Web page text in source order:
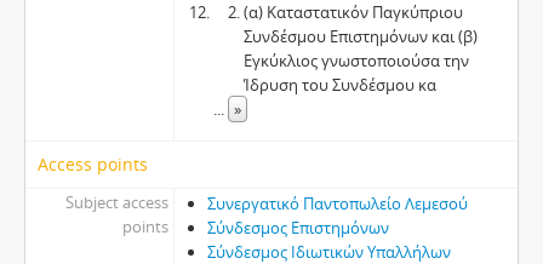
(α) Καταστατικόν Παγκύπριου
Συνδέσμου Επιστημόνων και (β)
Εγκύκλιος γνωστοποιούσα την
Ίδρυση του Συνδέσμου κα
... »
Access points
Subject access
points
Συνεργατικό Παντοπωλείο Λεμεσού
Σύνδεσμος Επιστημόνων
Σύνδεσμος Ιδιωτικών Υπαλλήλων